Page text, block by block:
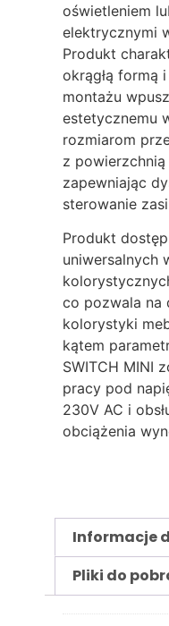
oświetleniem
elektrycznymi
Produkt
okrągłą formą
montażu
estetycznemu
rozmiarom
z powierzchnią
zapewniając
sterowanie
Produkt
uniwersalnych
co pozwala na
kolorystyki
kątem
SWITCH MINI
pracy pod
230V AC i
obciążenia
Informacje
Pliki do